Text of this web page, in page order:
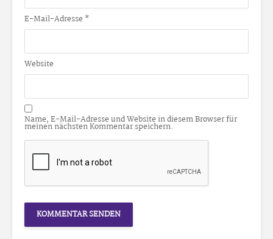
E-Mail-Adresse *
Website
Name, E-Mail-Adresse und Website in diesem Browser für
meinen nächsten Kommentar speichern.